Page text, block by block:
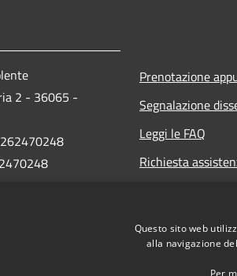
2 - 36065 -
Prenotazione
Segnalazione
Leggi le FAQ
Richiesta
Questo sito web
alla navigazione
Per